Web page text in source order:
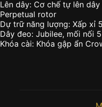
Lên dây: Cơ chế tự lên
Perpetual rotor
Dự trữ năng lượng: Xấp xỉ
Dây đeo: Jubilee, mối nối
Khóa cài: Khóa gập ẩn